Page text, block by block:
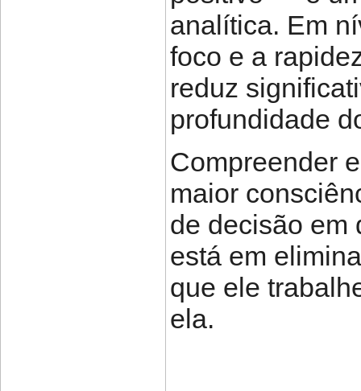
analítica. Em
foco e a
reduz
profundidade
Compreender
maior
de decisão em
está em
que ele
ela.